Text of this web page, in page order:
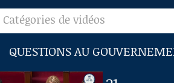
ACCUEIL
EN DIRECT
À LA DEMANDE
Catégories de vidéos
Séance publique
Questions au
QUESTIONS AU